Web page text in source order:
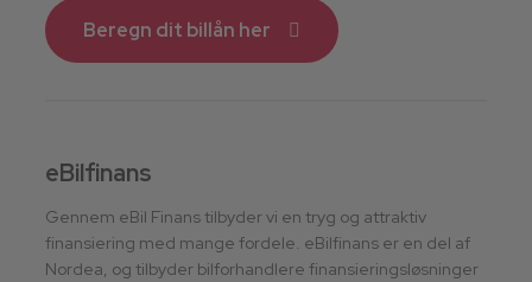
Beregn dit billån her
eBilfinans
Gennem eBil Finans tilbyder vi en tryg og attraktiv
finansiering med mange fordele. eBilfinans er en del af
Nordea, og tilbyder bilforhandlere finansieringsløsninger